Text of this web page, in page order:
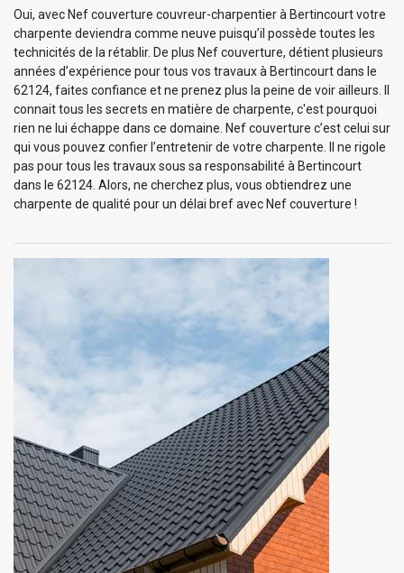
Oui, avec Nef couverture couvreur-charpentier à Bertincourt votre
charpente deviendra comme neuve puisqu’il possède toutes les
technicités de la rétablir. De plus Nef couverture, détient plusieurs
années d’expérience pour tous vos travaux à Bertincourt dans le
62124, faites confiance et ne prenez plus la peine de voir ailleurs. Il
connait tous les secrets en matière de charpente, c'est pourquoi
rien ne lui échappe dans ce domaine. Nef couverture c’est celui sur
qui vous pouvez confier l’entretenir de votre charpente. Il ne rigole
pas pour tous les travaux sous sa responsabilité à Bertincourt
dans le 62124. Alors, ne cherchez plus, vous obtiendrez une
charpente de qualité pour un délai bref avec Nef couverture !